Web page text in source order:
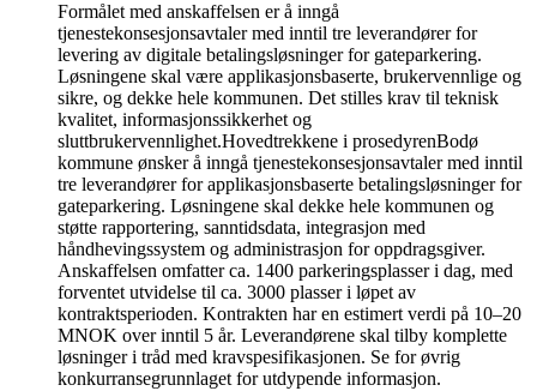
Formålet med anskaffelsen er å inngå
tjenestekonsesjonsavtaler med inntil tre leverandører for
levering av digitale betalingsløsninger for gateparkering.
Løsningene skal være applikasjonsbaserte, brukervennlige og
sikre, og dekke hele kommunen. Det stilles krav til teknisk
kvalitet, informasjonssikkerhet og
sluttbrukervennlighet.Hovedtrekkene i prosedyrenBodø
kommune ønsker å inngå tjenestekonsesjonsavtaler med inntil
tre leverandører for applikasjonsbaserte betalingsløsninger for
gateparkering. Løsningene skal dekke hele kommunen og
støtte rapportering, sanntidsdata, integrasjon med
håndhevingssystem og administrasjon for oppdragsgiver.
Anskaffelsen omfatter ca. 1400 parkeringsplasser i dag, med
forventet utvidelse til ca. 3000 plasser i løpet av
kontraktsperioden. Kontrakten har en estimert verdi på 10–20
MNOK over inntil 5 år. Leverandørene skal tilby komplette
løsninger i tråd med kravspesifikasjonen. Se for øvrig
konkurransegrunnlaget for utdypende informasjon.